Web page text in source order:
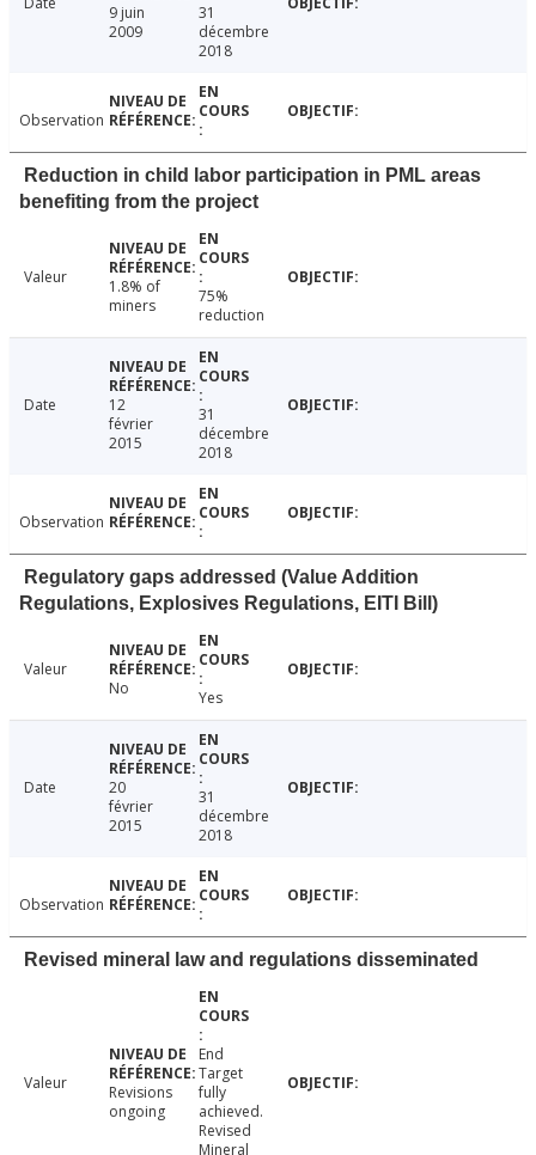
9 juin
2009
31
décembre
2018
Observation
Reduction in child labor participation in PML areas
benefiting from the project
Valeur
1.8% of
miners
75%
reduction
Date
12
février
2015
31
décembre
2018
Observation
Regulatory gaps addressed (Value Addition
Regulations, Explosives Regulations, EITI Bill)
Valeur
No
Yes
Date
20
février
2015
31
décembre
2018
Observation
Revised mineral law and regulations disseminated
Valeur
Revisions
ongoing
End
Target
fully
achieved.
Revised
Mineral